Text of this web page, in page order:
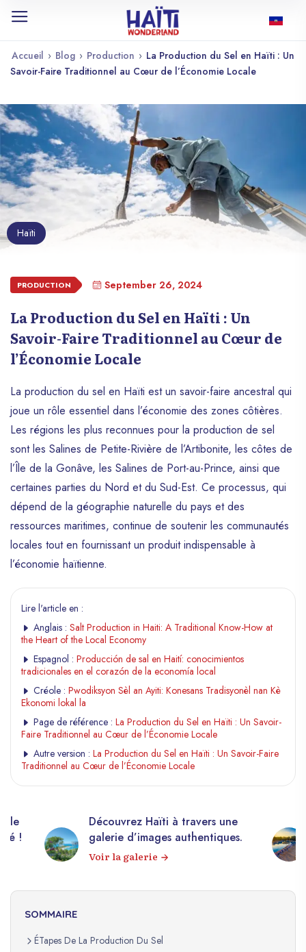
Accueil › Blog › Production › La Production du Sel en Haïti : Un
Savoir-Faire Traditionnel au Cœur de l’Économie Locale
Haïti
PRODUCTION September 26, 2024
La Production du Sel en Haïti : Un
Savoir-Faire Traditionnel au Cœur de
l’Économie Locale
La production du sel en Haïti est un savoir-faire ancestral qui
joue un rôle essentiel dans l’économie des zones côtières.
Les régions les plus reconnues pour la production de sel
sont les Salines de Petite-Rivière de l’Artibonite, les côtes de
l’Île de la Gonâve, les Salines de Port-au-Prince, ainsi que
certaines parties du Nord et du Sud-Est. Ce processus, qui
dépend de la géographie naturelle du pays et des
ressources maritimes, continue de soutenir les communautés
locales tout en fournissant un produit indispensable à
l’économie haïtienne.
Lire l'article en :
Anglais : Salt Production in Haiti: A Traditional Know-How at
the Heart of the Local Economy
Espagnol : Producción de sal en Haití: conocimientos
tradicionales en el corazón de la economía local
Créole : Pwodiksyon Sèl an Ayiti: Konesans Tradisyonèl nan Kè
Ekonomi lokal la
Page de référence : La Production du Sel en Haïti : Un Savoir-
Faire Traditionnel au Cœur de l’Économie Locale
Autre version : La Production du Sel en Haïti : Un Savoir-Faire
Traditionnel au Cœur de l’Économie Locale
!
Découvrez Haïti à travers une
galerie d’images authentiques.
Voir la galerie
SOMMAIRE
ÉTapes De La Production Du Sel